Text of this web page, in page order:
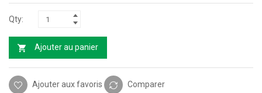
Ajouter au panier
Ajouter aux favoris Comparer